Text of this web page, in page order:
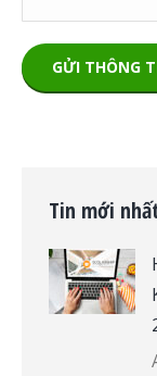
GỬI THÔNG
Tin mới